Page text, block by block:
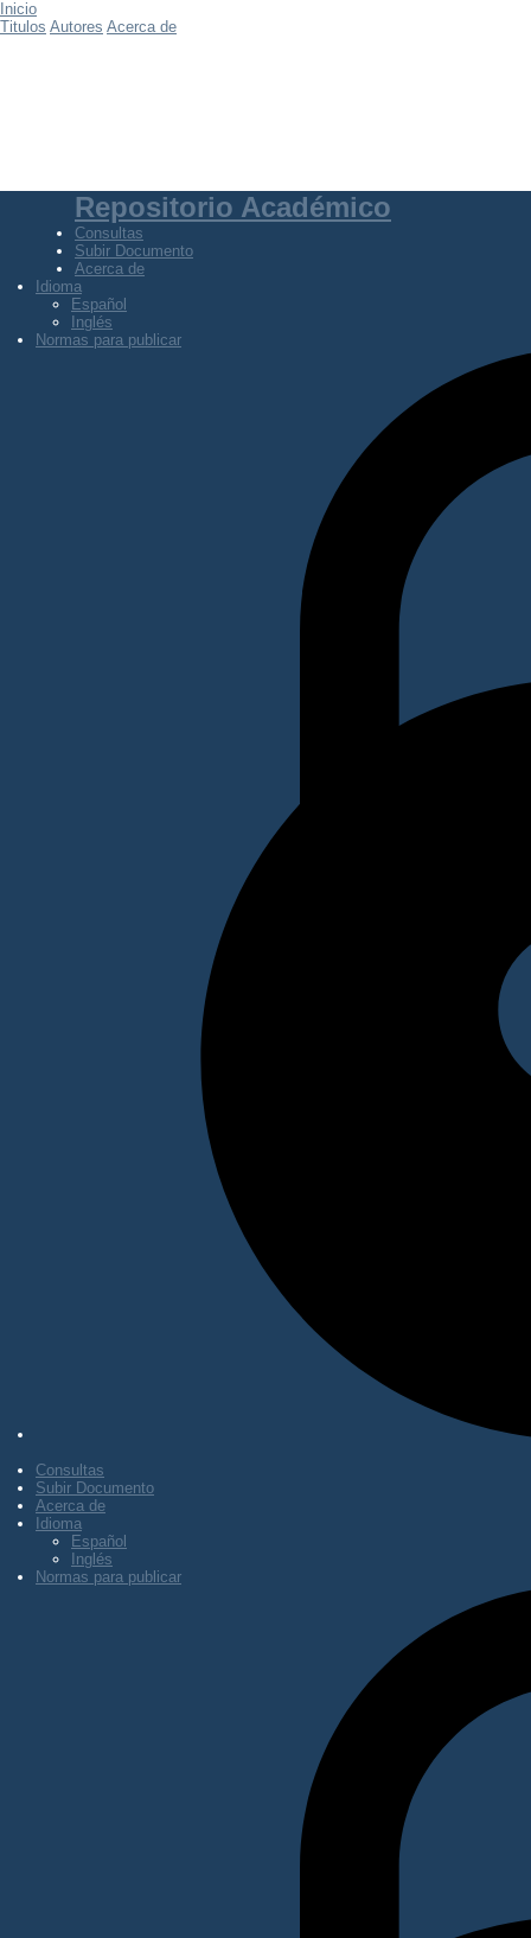
Inicio
Titulos Autores Acerca de
Repositorio Académico
Consultas
Subir Documento
Acerca de
Idioma
Español
Inglés
Normas para publicar
Consultas
Subir Documento
Acerca de
Idioma
Español
Inglés
Normas para publicar